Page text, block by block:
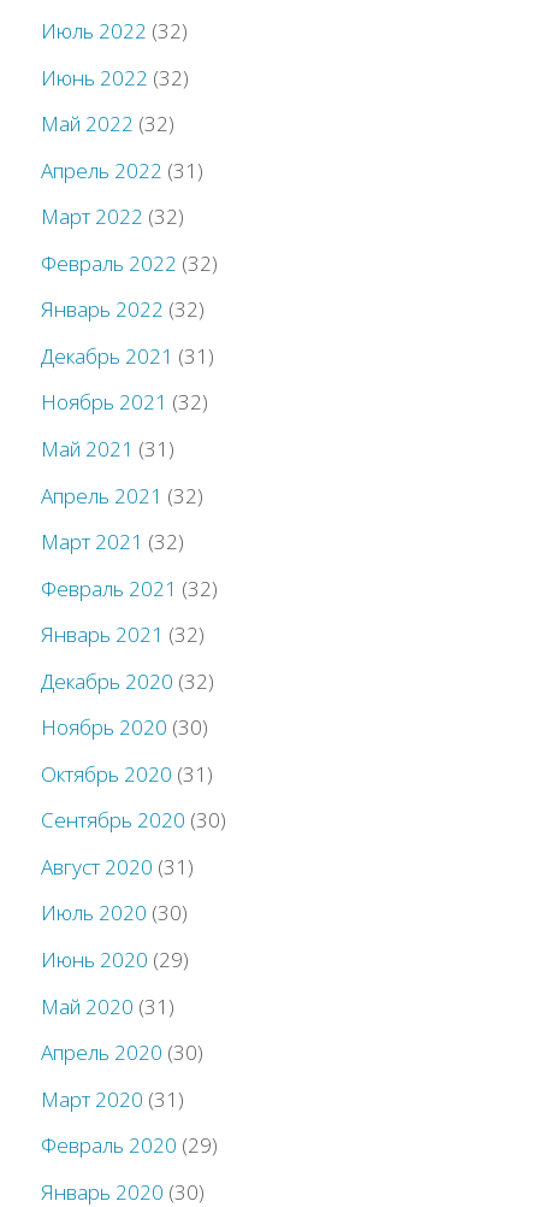
Июль 2022 (32)
Июнь 2022 (32)
Май 2022 (32)
Апрель 2022 (31)
Март 2022 (32)
Февраль 2022 (32)
Январь 2022 (32)
Декабрь 2021 (31)
Ноябрь 2021 (32)
Май 2021 (31)
Апрель 2021 (32)
Март 2021 (32)
Февраль 2021 (32)
Январь 2021 (32)
Декабрь 2020 (32)
Ноябрь 2020 (30)
Октябрь 2020 (31)
Сентябрь 2020 (30)
Август 2020 (31)
Июль 2020 (30)
Июнь 2020 (29)
Май 2020 (31)
Апрель 2020 (30)
Март 2020 (31)
Февраль 2020 (29)
Январь 2020 (30)